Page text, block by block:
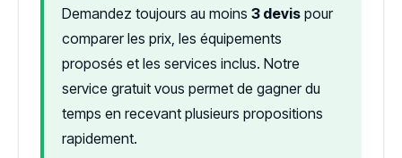
Demandez toujours au moins 3 devis pour
comparer les prix, les équipements
proposés et les services inclus. Notre
service gratuit vous permet de gagner du
temps en recevant plusieurs propositions
rapidement.